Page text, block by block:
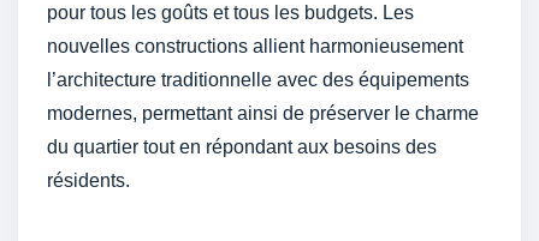
pour tous les goûts et tous les budgets. Les
nouvelles constructions allient harmonieusement
l’architecture traditionnelle avec des équipements
modernes, permettant ainsi de préserver le charme
du quartier tout en répondant aux besoins des
résidents.